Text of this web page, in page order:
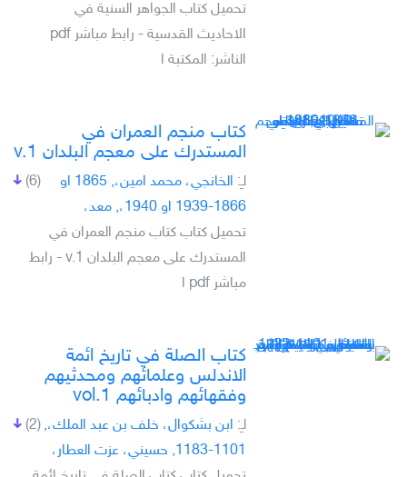
تحميل كتاب الجواهر السنية في
الاحاديث القدسية - رابط مباشر pdf
الناشر: المكتبة ا
كتاب منجم العمران في
المستدرك على معجم البلدان v.1
(6) لـِ:
الخانجي، محمد امين،, 1865 او
1866-1939 او 1940،, معد،
تحميل كتاب كتاب منجم العمران في
المستدرك على معجم البلدان v.1 - رابط
مباشر pdf ا
كتاب الصلة في تاريخ ائمة
الاندلس وعلمائهم ومحدثيهم
وفقهائهم وادبائهم vol.1
(2) لـِ: ابن بشكوال، خلف بن عبد الملك،,
1101-1183, حسيني، عزت العطار،